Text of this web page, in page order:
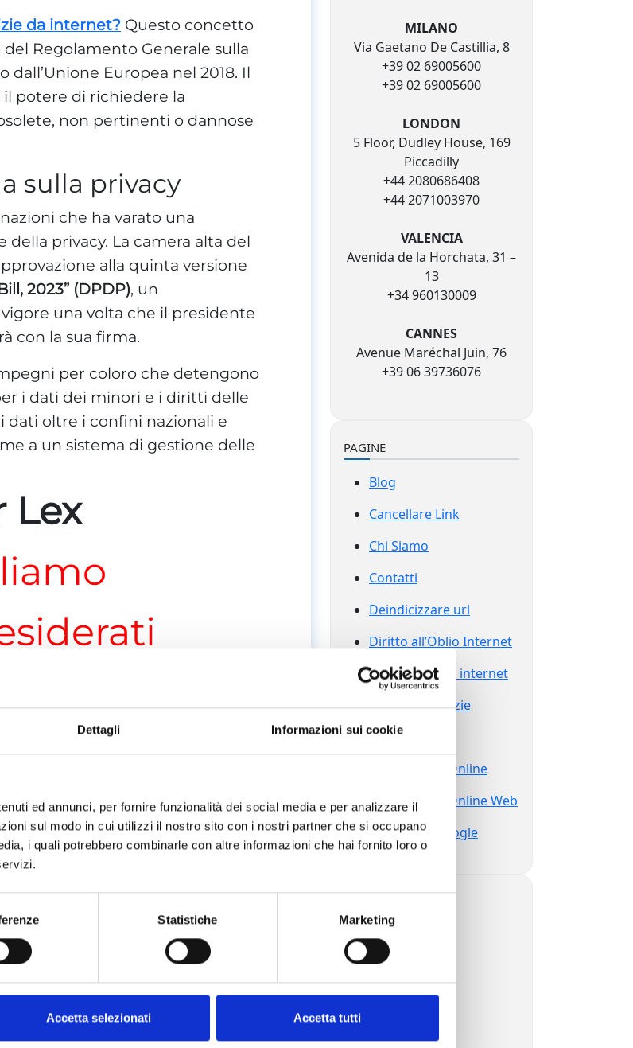
Dettagli Informazioni sui cookie
ed annunci, per fornire funzionalità dei social media e per analizzare il
sul modo in cui utilizzi il nostro sito con i nostri partner che si occupano
i quali potrebbero combinarle con altre informazioni che hai fornito loro o
Statistiche Marketing
Accetta selezionati Accetta tutti
da internet? Questo concetto
Regolamento Generale sulla
dall’Unione Europea nel 2018. Il
il potere di richiedere la
non pertinenti o dannose
sulla privacy
che ha varato una
privacy. La camera alta del
alla quinta versione
2023” (DPDP), un
una volta che il presidente
con la sua firma.
per coloro che detengono
i dati dei minori e i diritti delle
oltre i confini nazionali e
a un sistema di gestione delle
Lex
e dell’informatica, Rajeev
un ecosistema di aziende
che stanno costruendo
i dati personali digitali dei
per affrontare proprio
il crescente problema
la nuova legge indiana
tra gli interessi del governo e
diritti dei cittadini.
dei cittadini
MILANO
Via Gaetano De Castillia, 8
+39 02 69005600
+39 02 69005600
LONDON
5 Floor, Dudley House, 169
Piccadilly
+44 2080686408
+44 2071003970
VALENCIA
Avenida de la Horchata, 31 –
13
+34 960130009
CANNES
Avenue Maréchal Juin, 76
+39 06 39736076
PAGINE
Blog
Cancellare Link
Chi Siamo
Contatti
Deindicizzare url
Diritto all’Oblio Internet
Diritto all’oblio internet
Eliminare Notizie
Grazie
Reputazione Online
Reputazione Online Web
Sparire da Google
syrus.today
syrus.dev
syrus.es
syrus.com.br
syrus.jp
syrus.ae